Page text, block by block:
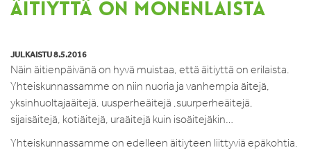
ÄITIYTTÄ ON MONENLAISTA
JULKAISTU 8.5.2016
Näin äitienpäivänä on hyvä muistaa, että äitiyttä on erilaista.
Yhteiskunnassamme on niin nuoria ja vanhempia äitejä,
yksinhuoltajaäitejä, uusperheäitejä ,suurperheäitejä,
sijaisäitejä, kotiäitejä, uraäitejä kuin isoäitejäkin…
Yhteiskunnassamme on edelleen äitiyteen liittyviä epäkohtia.